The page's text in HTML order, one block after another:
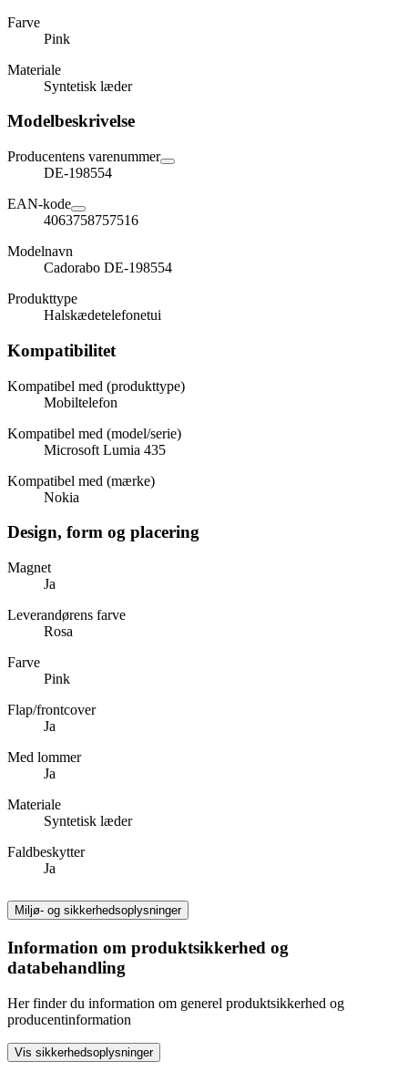
Farve
Pink
Materiale
Syntetisk læder
Modelbeskrivelse
Producentens varenummer
DE-198554
EAN-kode
4063758757516
Modelnavn
Cadorabo DE-198554
Produkttype
Halskædetelefonetui
Kompatibilitet
Kompatibel med (produkttype)
Mobiltelefon
Kompatibel med (model/serie)
Microsoft Lumia 435
Kompatibel med (mærke)
Nokia
Design, form og placering
Magnet
Ja
Leverandørens farve
Rosa
Farve
Pink
Flap/frontcover
Ja
Med lommer
Ja
Materiale
Syntetisk læder
Faldbeskytter
Ja
Miljø- og sikkerhedsoplysninger
Information om produktsikkerhed og
databehandling
Her finder du information om generel produktsikkerhed og
producentinformation
Vis sikkerhedsoplysninger